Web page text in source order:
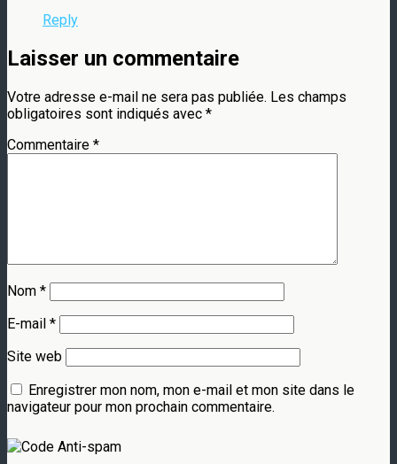
Reply
Laisser un commentaire
Votre adresse e-mail ne sera pas publiée. Les champs
obligatoires sont indiqués avec *
Commentaire *
Nom *
E-mail *
Site web
Enregistrer mon nom, mon e-mail et mon site dans le
navigateur pour mon prochain commentaire.